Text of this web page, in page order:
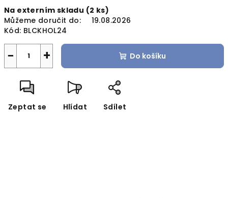
cena:
Na externím skladu (2 ks)
Můžeme doručit do:
19.08.2026
Kód: BLCKHOL24
+
− Do košíku
Zeptat se Hlídat Sdílet